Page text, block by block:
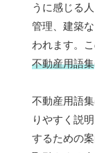
うに感じる
管理、建築
われます。
不動産用語集
不動産用語
りやすく説
するための